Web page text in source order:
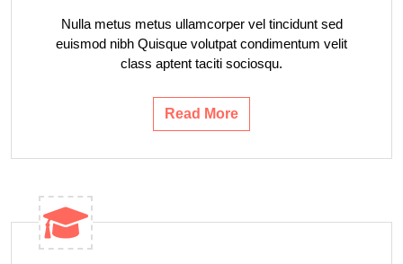
Nulla metus metus ullamcorper vel tincidunt sed
euismod nibh Quisque volutpat condimentum velit
class aptent taciti sociosqu.
Read More